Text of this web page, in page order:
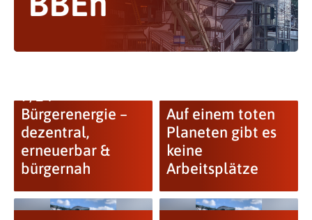
Bürgerenergie –
dezentral,
erneuerbar &
bürgernah
Auf einem toten
Planeten gibt es
keine
Arbeitsplätze